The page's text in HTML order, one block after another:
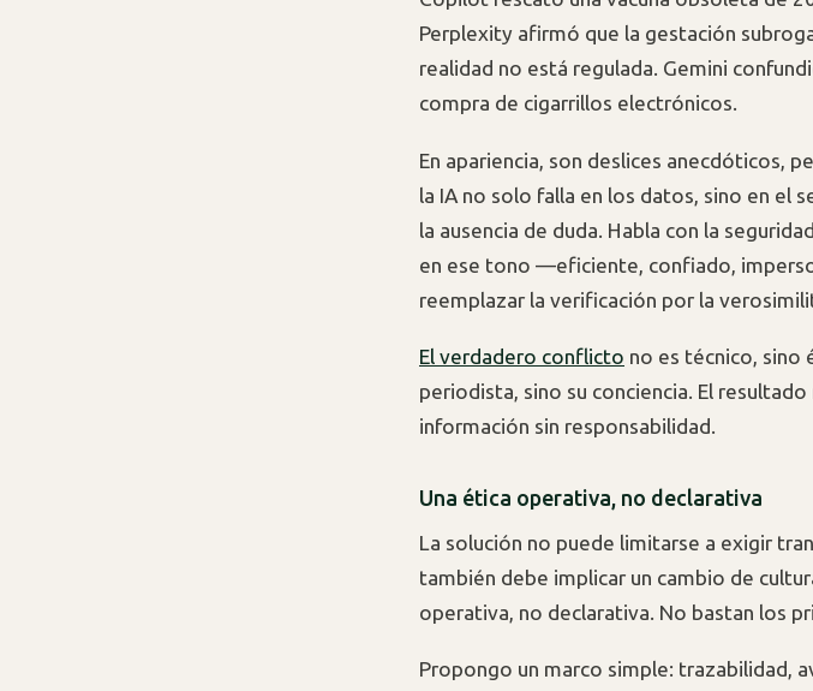
Perplexity afirmó que la gestación
realidad no está regulada. Gemini
compra de cigarrillos electrónicos.
En apariencia, son deslices anecdóticos,
la IA no solo falla en los datos, sino en el
la ausencia de duda. Habla con la
en ese tono —eficiente, confiado,
reemplazar la verificación por la
El verdadero conflicto no es técnico, sino
periodista, sino su conciencia. El
información sin responsabilidad.
Una ética operativa, no declarativa
La solución no puede limitarse a exigir
también debe implicar un cambio de
operativa, no declarativa. No bastan los
Propongo un marco simple: trazabilidad,